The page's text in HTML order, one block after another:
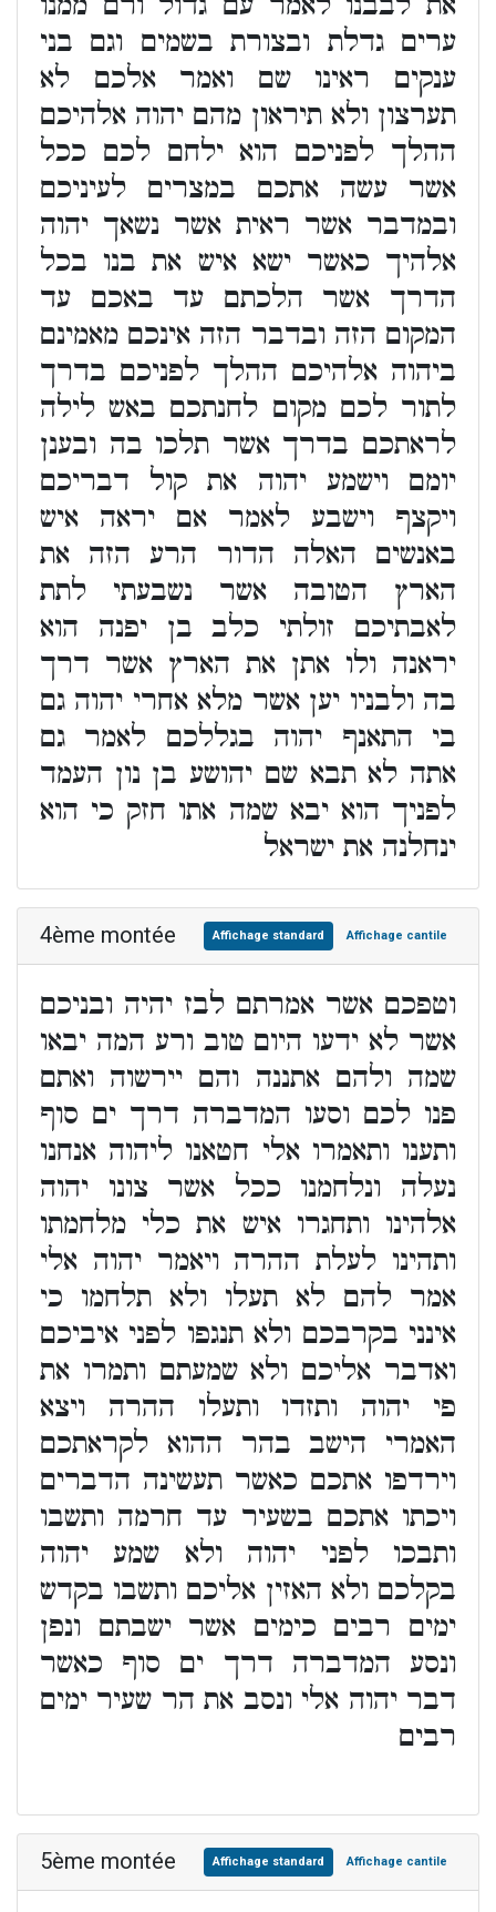
ערים גדלת ובצורת בשמים וגם בני
ענקים ראינו שם ואמר אלכם לא
תערצון ולא תיראון מהם יהוה אלהיכם
ההלך לפניכם הוא ילחם לכם ככל
אשר עשה אתכם במצרים לעיניכם
ובמדבר אשר ראית אשר נשאך יהוה
אלהיך כאשר ישא איש את בנו בכל
הדרך אשר הלכתם עד באכם עד
המקום הזה ובדבר הזה אינכם מאמינם
ביהוה אלהיכם ההלך לפניכם בדרך
לתור לכם מקום לחנתכם באש לילה
לראתכם בדרך אשר תלכו בה ובענן
יומם וישמע יהוה את קול דבריכם
ויקצף וישבע לאמר אם יראה איש
באנשים האלה הדור הרע הזה את
הארץ הטובה אשר נשבעתי לתת
לאבתיכם זולתי כלב בן יפנה הוא
יראנה ולו אתן את הארץ אשר דרך
בה ולבניו יען אשר מלא אחרי יהוה גם
בי התאנף יהוה בגללכם לאמר גם
אתה לא תבא שם יהושע בן נון העמד
לפניך הוא יבא שמה אתו חזק כי הוא
ינחלנה את ישראל
4ème montée Affichage standard Affichage cantile
וטפכם אשר אמרתם לבז יהיה ובניכם
אשר לא ידעו היום טוב ורע המה יבאו
שמה ולהם אתננה והם יירשוה ואתם
פנו לכם וסעו המדברה דרך ים סוף
ותענו ותאמרו אלי חטאנו ליהוה אנחנו
נעלה ונלחמנו ככל אשר צונו יהוה
אלהינו ותחגרו איש את כלי מלחמתו
ותהינו לעלת ההרה ויאמר יהוה אלי
אמר להם לא תעלו ולא תלחמו כי
אינני בקרבכם ולא תנגפו לפני איביכם
ואדבר אליכם ולא שמעתם ותמרו את
פי יהוה ותזדו ותעלו ההרה ויצא
האמרי הישב בהר ההוא לקראתכם
וירדפו אתכם כאשר תעשינה הדברים
ויכתו אתכם בשעיר עד חרמה ותשבו
ותבכו לפני יהוה ולא שמע יהוה
בקלכם ולא האזין אליכם ותשבו בקדש
ימים רבים כימים אשר ישבתם ונפן
ונסע המדברה דרך ים סוף כאשר
דבר יהוה אלי ונסב את הר שעיר ימים
רבים
5ème montée Affichage standard Affichage cantile